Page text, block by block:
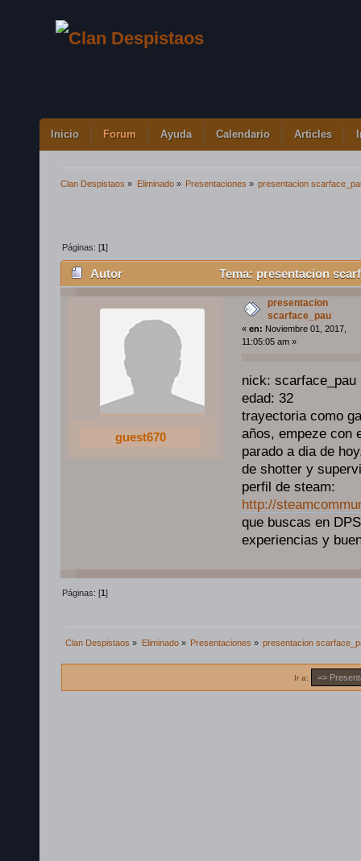
Inicio Forum Ayuda Calendario Articles
Clan Despistaos » Eliminado» Presentaciones » presentacion
Páginas: [1]
Autor
Tema: presentacion
veces)
guest670
presentacion
scarface_pau
« en: Noviembre 01, 2017,
11:05:05 am »
nick: scarface_pau
edad: 32
trayectoria como
años, empeze con
parado a dia de
de shotter y
perfil de steam:
http://
que buscas en
experiencias y
Páginas: [1]
Clan Despistaos » Eliminado» Presentaciones » presentacion
Ir a: